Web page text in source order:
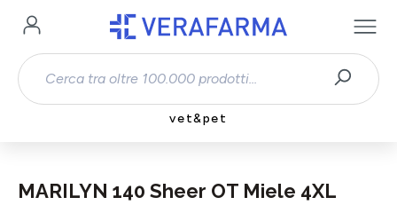
Passa al contenuto principale
vet&pet
MARILYN 140 Sheer OT Miele 4XL